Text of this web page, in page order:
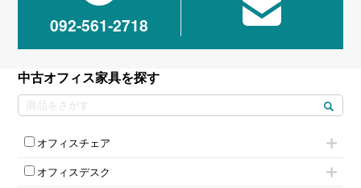
092-561-2718
中古オフィス家具を探す
オフィスチェア
肘無しチェア
オフィスデスク